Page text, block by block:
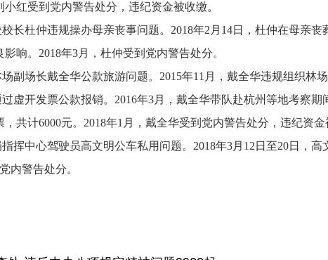
小红受到党内警告处分，违纪资金被收缴。
长杜仲违规操办母亲丧事问题。2018年2月14日，杜仲在母亲
响。2018年3月，杜仲受到党内警告处分。
副场长戴全华公款旅游问题。2015年11月，戴全华违规组织林
虚开发票公款报销。2016年3月，戴全华带队赴杭州等地考察
共计6000元。2018年1月，戴全华受到党内警告处分，违纪资金
挥中心驾驶员高文明公车私用问题。2018年3月12日至20日，
内警告处分。